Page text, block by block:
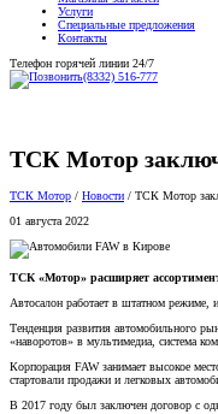
Услуги
Специальные предложения
Контакты
Телефон горячей линии 24/7
(8332) 516-777
ТСК Мотор
ТСК Мотор / Новости / ТСК Мотор
01 августа 2022
ТСК «Мотор» расширяет
Автосалон работает в штатном режиме,
Тенденция развития автомобильного
«наворотов» в мультимедиа, система
Корпорация FAW занимает высокое
стартовали продажи и легковых
В 2017 году был заключен договор с